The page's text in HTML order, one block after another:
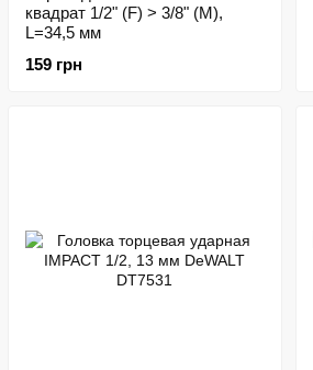
квадрат 1/2" (F) > 3/8" (M),
L=34,5 мм
159 грн